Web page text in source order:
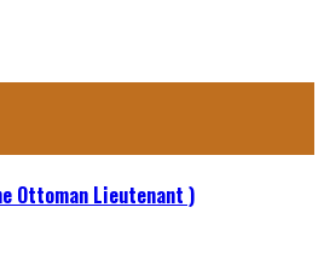
Ottoman Lieutenant )